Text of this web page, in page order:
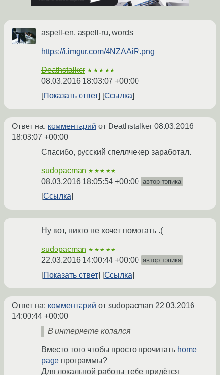
aspell-en, aspell-ru, words
https://i.imgur.com/4NZAAiR.png
Deathstalker ★★★★★
08.03.2016 18:03:07 +00:00
Показать ответ
Ссылка
Ответ на: комментарий от Deathstalker 08.03.2016
18:03:07 +00:00
Спасибо, русский спеллчекер заработал.
sudopacman ★★★★★
08.03.2016 18:05:54 +00:00 автор топика
Ссылка
Ну вот, никто не хочет помогать .(
sudopacman ★★★★★
22.03.2016 14:00:44 +00:00 автор топика
Показать ответ Ссылка
Ответ на: комментарий от sudopacman 22.03.2016
14:00:44 +00:00
В интернете копался
Вместо того чтобы просто прочитать home
page программы?
Для локальной работы тебе придётся